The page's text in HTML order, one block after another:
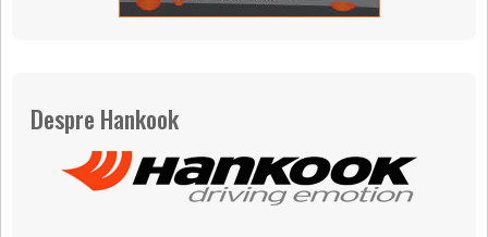
Despre Hankook